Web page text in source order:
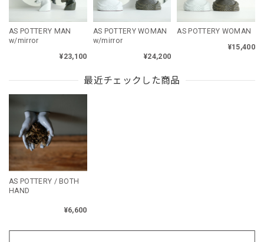
AS POTTERY MAN
w/mirror
¥23,100
AS POTTERY WOMAN
w/mirror
¥24,200
AS POTTERY WOMAN
¥15,400
最近チェックした商品
AS POTTERY / BOTH
HAND
¥6,600